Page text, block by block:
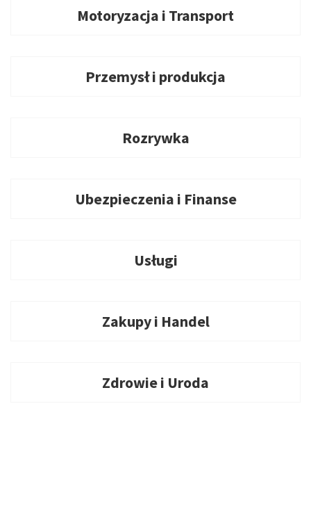
Motoryzacja i Transport
Przemysł i produkcja
Rozrywka
Ubezpieczenia i Finanse
Usługi
Zakupy i Handel
Zdrowie i Uroda